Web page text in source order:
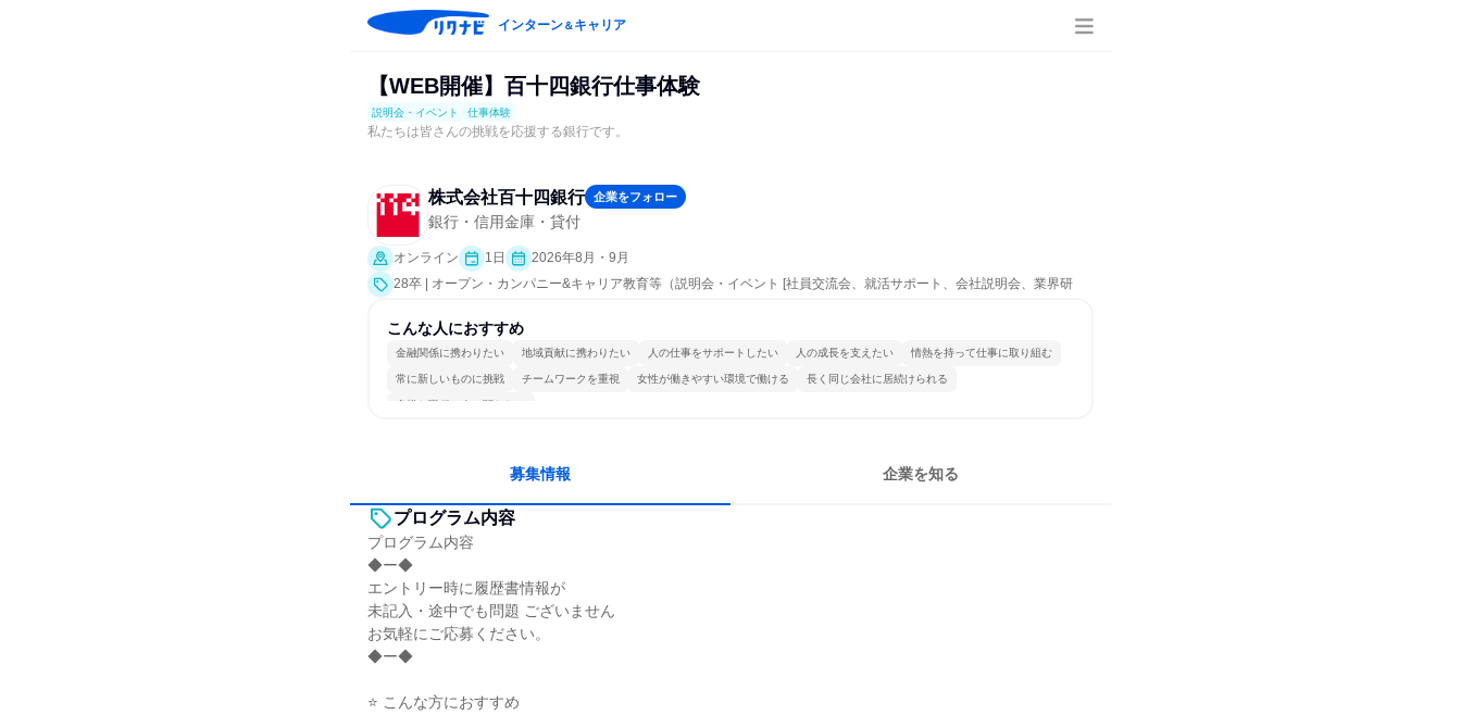
インターン＆キャリア
【WEB開催】百十四銀行仕事体験
説明会・イベント 仕事体験
私たちは皆さんの挑戦を応援する銀行です。
株式会社百十四銀行 企業をフォロー
銀行・信用金庫・貸付
オンライン 1日
2026年8月・9月
28卒 | オープン・カンパニー&キャリア教育等（説明会・イベント [社員交流会、就活サポート、会社説明会、業界研
こんな人におすすめ
金融関係に携わりたい 地域貢献に携わりたい 人の仕事をサポートしたい 人の成長を支えたい 情熱を持って仕事に取り組む
常に新しいものに挑戦 チームワークを重視 女性が働きやすい環境で働ける 長く同じ会社に居続けられる
多様な職種の人と関われる
募集情報 企業を知る
プログラム内容
プログラム内容
◆ー◆
エントリー時に履歴書情報が
未記入・途中でも問題 ございません
お気軽にご応募ください。
◆ー◆
⭐ こんな方におすすめ